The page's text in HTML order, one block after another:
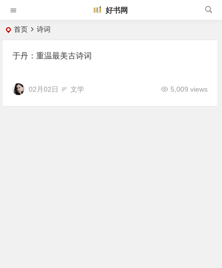
好书网
首页 诗词
于丹：重温最美古诗词
02月02日 文学 5,009 views